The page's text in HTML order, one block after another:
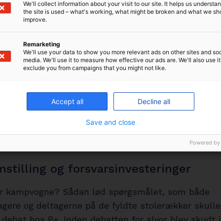
paneldebat, hvor adm. direktør Kåre Hahn
repræsenterede P+, deltog også Malene Matthison-
for ansattes råd i IDA, Erik E. Simonsen, som er
Jessing, vicedirektør i Medarbejder- og
Og de var langt fra er enige om alt.
kunne blive enige om var dog, at
der ønsker at blive, efter pensionsalderen er
og forsvarsinvesteringer
kampvogne? Sådan lød spørgsmålet, som både
og deltagerne på de fyldte stolerækker
We'll collect information about your visit to our site. It helps us
the site is used – what's working, what might be broken and what we
improve.
Remarketing
We'll use your data to show you more relevant ads on other sites and
media. We'll use it to measure how effective our ads are. We'll also use
exclude you from campaigns that you might not like.
Accept all Decline all
Save and close
Powered by